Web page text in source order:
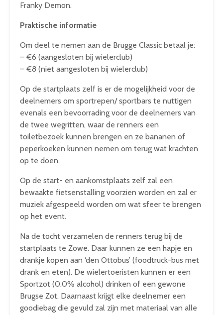
Franky Demon.
Praktische informatie
Om deel te nemen aan de Brugge Classic betaal je:
– €6 (aangesloten bij wielerclub)
– €8 (niet aangesloten bij wielerclub)
Op de startplaats zelf is er de mogelijkheid voor de
deelnemers om sportrepen/ sportbars te nuttigen
evenals een bevoorrading voor de deelnemers van
de twee wegritten, waar de renners een
toiletbezoek kunnen brengen en ze bananen of
peperkoeken kunnen nemen om terug wat krachten
op te doen.
Op de start- en aankomstplaats zelf zal een
bewaakte fietsenstalling voorzien worden en zal er
muziek afgespeeld worden om wat sfeer te brengen
op het event.
Na de tocht verzamelen de renners terug bij de
startplaats te Zowe. Daar kunnen ze een hapje en
drankje kopen aan ‘den Ottobus’ (foodtruck-bus met
drank en eten). De wielertoeristen kunnen er een
Sportzot (0.0% alcohol) drinken of een gewone
Brugse Zot. Daarnaast krijgt elke deelnemer een
goodiebag die gevuld zal zijn met materiaal van alle